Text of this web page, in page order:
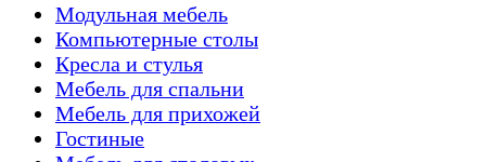
Модульная мебель
Компьютерные столы
Кресла и стулья
Мебель для спальни
Мебель для прихожей
Гостиные